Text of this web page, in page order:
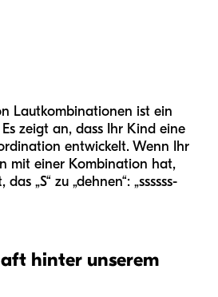
Lautkombinationen ist ein
zeigt an, dass Ihr Kind eine
entwickelt. Wenn Ihr
mit einer Kombination hat,
„S“ zu „dehnen“: „ssssss-
hinter unserem